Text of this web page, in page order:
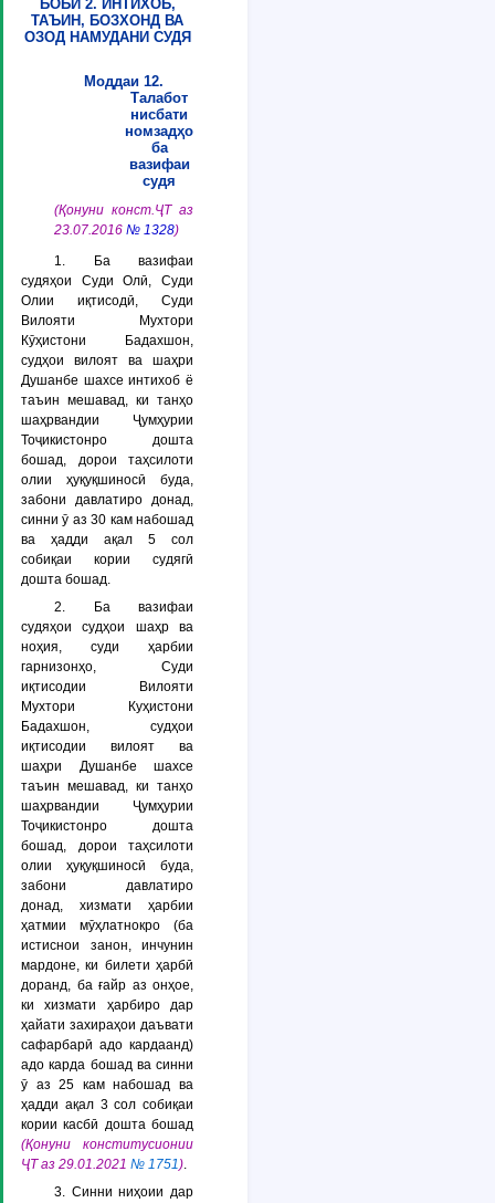
БОБИ 2. ИНТИХОБ,
ТАЪИН, БОЗХОНД ВА
ОЗОД НАМУДАНИ СУДЯ
Моддаи 12.
Талабот
нисбати
номзадҳо
ба
вазифаи
судя
(Қонуни конст.ҶТ аз
23.07.2016 № 1328)
1. Ба вазифаи
судяҳои Суди Олӣ, Суди
Олии иқтисодӣ, Суди
Вилояти Мухтори
Кӯҳистони Бадахшон,
судҳои вилоят ва шаҳри
Душанбе шахсе интихоб ё
таъин мешавад, ки танҳо
шаҳрвандии Ҷумҳурии
Тоҷикистонро дошта
бошад, дорои таҳсилоти
олии ҳуқуқшиносӣ буда,
забони давлатиро донад,
синни ӯ аз 30 кам набошад
ва ҳадди ақал 5 сол
собиқаи кории судягӣ
дошта бошад.
2. Ба вазифаи
судяҳои судҳои шаҳр ва
ноҳия, суди ҳарбии
гарнизонҳо, Суди
иқтисодии Вилояти
Мухтори Куҳистони
Бадахшон, судҳои
иқтисодии вилоят ва
шаҳри Душанбе шахсе
таъин мешавад, ки танҳо
шаҳрвандии Ҷумҳурии
Тоҷикистонро дошта
бошад, дорои таҳсилоти
олии ҳуқуқшиносӣ буда,
забони давлатиро
донад, хизмати ҳарбии
ҳатмии мӯҳлатнокро (ба
истиснои занон, инчунин
мардоне, ки билети ҳарбӣ
доранд, ба ғайр аз онҳое,
ки хизмати ҳарбиро дар
ҳайати захираҳои даъвати
сафарбарӣ адо кардаанд)
адо карда бошад ва синни
ӯ аз 25 кам набошад ва
ҳадди ақал 3 сол собиқаи
кории касбӣ дошта бошад
(Қонуни конститусионии
ҶТ аз 29.01.2021 № 1751).
3. Синни ниҳоии дар